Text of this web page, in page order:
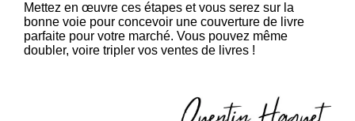
Mettez en œuvre ces étapes et vous serez sur la
bonne voie pour concevoir une couverture de livre
parfaite pour votre marché. Vous pouvez même
doubler, voire tripler vos ventes de livres !